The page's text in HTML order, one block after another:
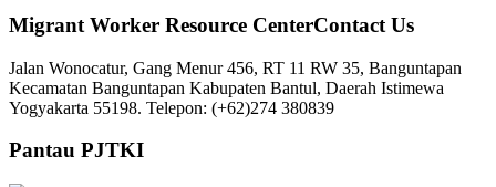
Migrant Worker Resource CenterContact Us
Jalan Wonocatur, Gang Menur 456, RT 11 RW 35, Banguntapan
Kecamatan Banguntapan Kabupaten Bantul, Daerah Istimewa
Yogyakarta 55198. Telepon: (+62)274 380839
Pantau PJTKI